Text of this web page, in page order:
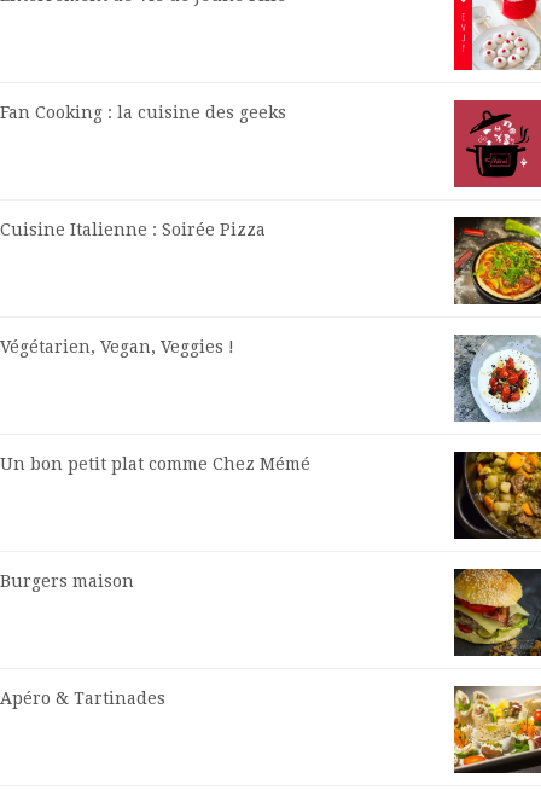
Fan Cooking : la cuisine des geeks
Cuisine Italienne : Soirée Pizza
Végétarien, Vegan, Veggies !
Un bon petit plat comme Chez Mémé
Burgers maison
Apéro & Tartinades